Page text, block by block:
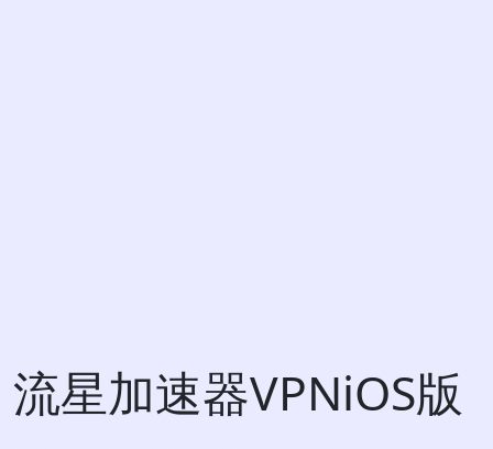
流星加速器VPNiOS版